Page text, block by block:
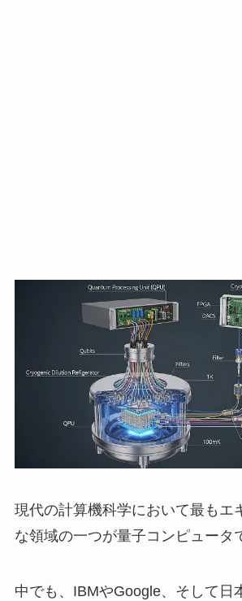
現代の計算機科学において最もエ
な領域の一つが量子コンピュータ
中でも、IBMやGoogle、そして日